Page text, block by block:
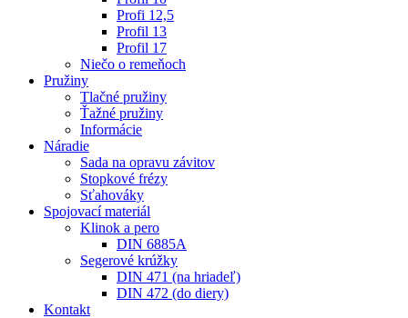
Profi 12,5
Profil 13
Profil 17
Niečo o remeňoch
Pružiny
Tlačné pružiny
Ťažné pružiny
Informácie
Náradie
Sada na opravu závitov
Stopkové frézy
Sťahováky
Spojovací materiál
Klinok a pero
DIN 6885A
Segerové krúžky
DIN 471 (na hriadeľ)
DIN 472 (do diery)
Kontakt